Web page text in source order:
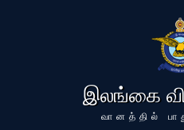
இலங்கை
வானத்தில்